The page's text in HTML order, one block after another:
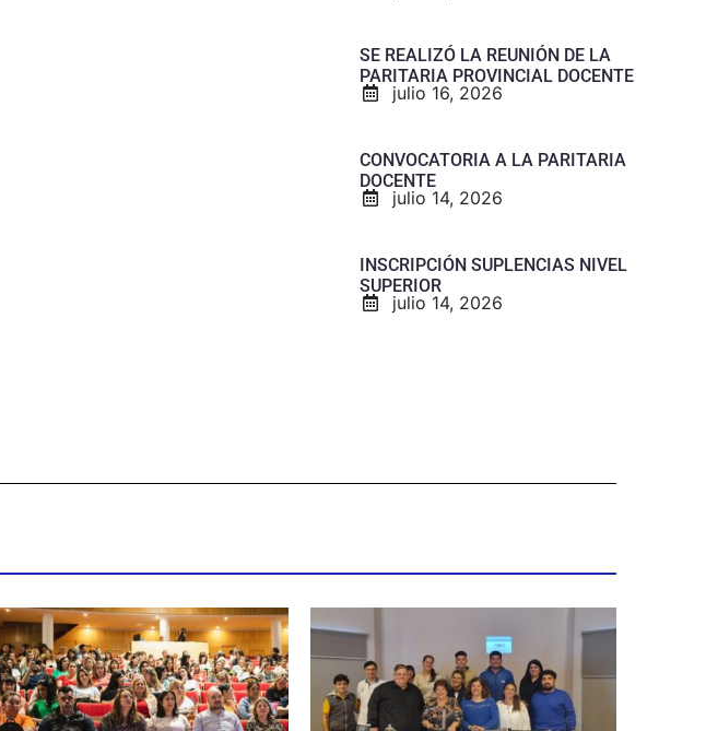
SE REALIZÓ LA REUNIÓN DE LA
PARITARIA PROVINCIAL DOCENTE
julio 16, 2026
CONVOCATORIA A LA PARITARIA
DOCENTE
julio 14, 2026
INSCRIPCIÓN SUPLENCIAS NIVEL
SUPERIOR
julio 14, 2026